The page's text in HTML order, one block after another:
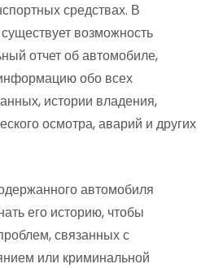
средствах. В
возможность
отчет об автомобиле,
обо всех
истории владения,
осмотра, аварий и других
автомобиля
его историю, чтобы
связанных с
или криминальной